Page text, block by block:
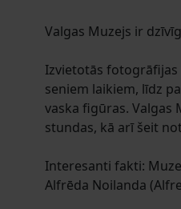
Valgas Muzejs ir
Izvietotās fotogrāfijas
seniem laikiem, līdz
vaska figūras. Valgas
stundas, kā arī šeit
Interesanti fakti:
Alfrēda Noilanda